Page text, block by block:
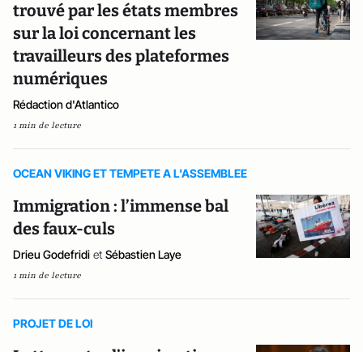
trouvé par les états membres
sur la loi concernant les
travailleurs des plateformes
numériques
Rédaction d'Atlantico
1 min de lecture
OCEAN VIKING ET TEMPETE A L'ASSEMBLEE
Immigration : l’immense bal
des faux-culs
Drieu Godefridi et Sébastien Laye
1 min de lecture
PROJET DE LOI